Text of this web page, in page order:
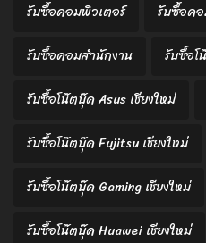
รับซื้อคอมพิวเตอร์
รับซื้อค
รับซื้อคอมสำนักงาน
รับซื้อโ
รับซื้อโน๊ตบุ๊ค Asus เชียงใหม่
รับซื้อโน๊ตบุ๊ค Fujitsu เชียงใหม่
รับซื้อโน๊ตบุ๊ค Gaming เชียงใหม่
รับซื้อโน๊ตบุ๊ค Huawei เชียงใหม่